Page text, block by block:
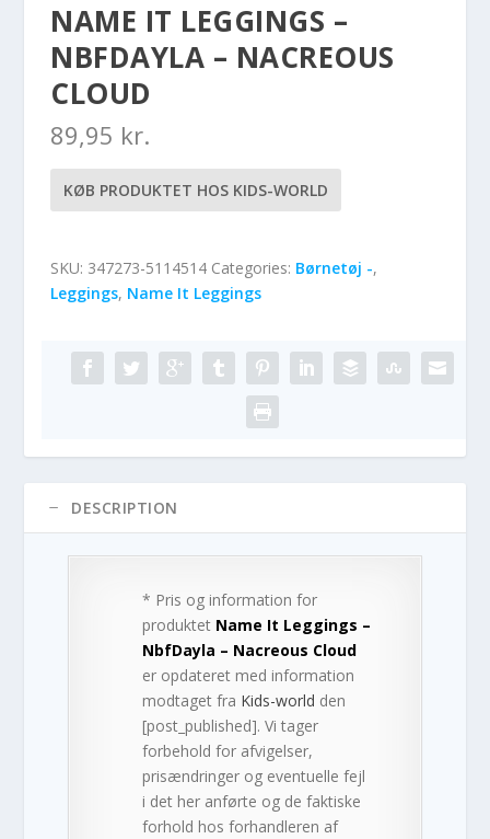
NAME IT LEGGINGS –
NBFDAYLA – NACREOUS
CLOUD
89,95 kr.
KØB PRODUKTET HOS KIDS-WORLD
SKU: 347273-5114514 Categories: Børnetøj -,
Leggings, Name It Leggings
DESCRIPTION
* Pris og information for
produktet Name It Leggings –
NbfDayla – Nacreous Cloud
er opdateret med information
modtaget fra Kids-world den
[post_published]. Vi tager
forbehold for afvigelser,
prisændringer og eventuelle fejl
i det her anførte og de faktiske
forhold hos forhandleren af